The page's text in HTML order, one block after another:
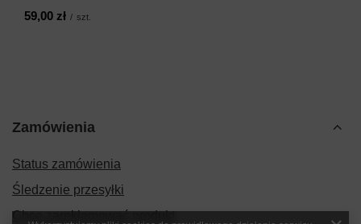
59,00 zł / szt.
Zamówienia
Status zamówienia
Śledzenie przesyłki
Chcę zareklamować produkt